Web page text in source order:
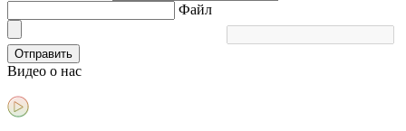
Файл
Отправить
Видео о нас